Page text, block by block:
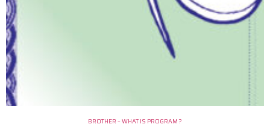
BROTHER – WHAT IS PROGRAM ?